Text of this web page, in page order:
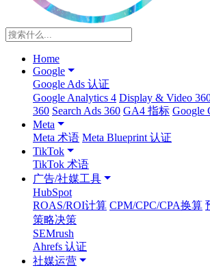
Home
Google
Google Ads 认证
Google Analytics 4 Display & Video
360 Search Ads 360 GA4 指标 Google
Meta
Meta 术语 Meta Blueprint 认证
TikTok
TikTok 术语
广告/社媒工具
HubSpot
ROAS/ROI计算 CPM/CPC/CPA换算
策略决策
SEMrush
Ahrefs 认证
社媒运营